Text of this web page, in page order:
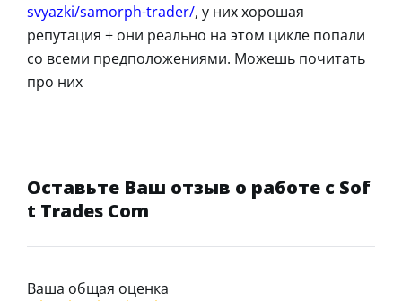
svyazki/samorph-trader/, у них хорошая
репутация + они реально на этом цикле попали
со всеми предположениями. Можешь почитать
про них
Оставьте Ваш отзыв о работе с Sof
t Trades Com
Ваша общая оценка